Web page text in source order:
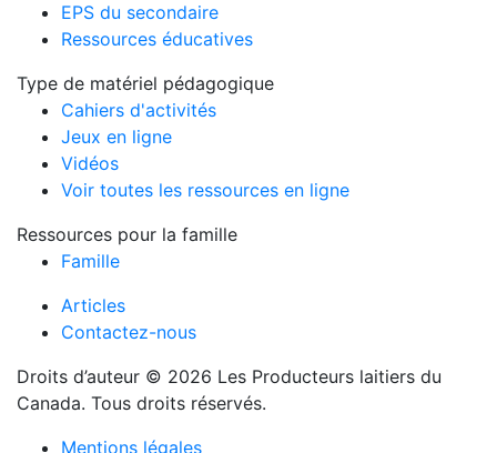
EPS du secondaire
Ressources éducatives
Type de matériel pédagogique
Cahiers d'activités
Jeux en ligne
Vidéos
Voir toutes les ressources en ligne
Ressources pour la famille
Famille
Droits d’auteur © 2026 Les Producteurs laitiers du
Canada. Tous droits réservés.
Mentions légales
Articles
Contactez-nous